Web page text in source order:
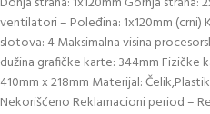
ventilatori – Poleđina: 1x120mm
slotova: 4 Maksimalna visina
dužina grafičke karte: 344mm Fizičke
410mm x 218mm Materijal:
Nekorišćeno Reklamacioni period –